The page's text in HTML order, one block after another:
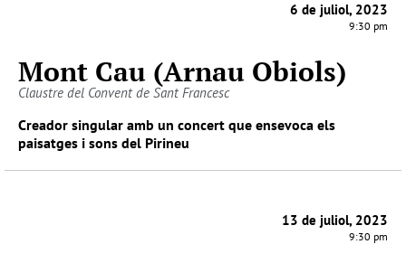
6 de juliol, 2023
9:30 pm
Mont Cau (Arnau Obiols)
Claustre del Convent de Sant Francesc
Creador singular amb un concert que ensevoca els
paisatges i sons del Pirineu
13 de juliol, 2023
9:30 pm